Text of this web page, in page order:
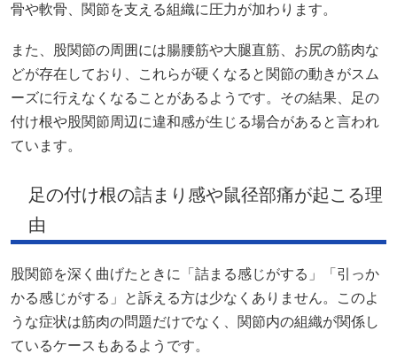
骨や軟骨、関節を支える組織に圧力が加わります。
また、股関節の周囲には腸腰筋や大腿直筋、お尻の筋肉な
どが存在しており、これらが硬くなると関節の動きがスム
ーズに行えなくなることがあるようです。その結果、足の
付け根や股関節周辺に違和感が生じる場合があると言われ
ています。
足の付け根の詰まり感や鼠径部痛が起こる理
由
股関節を深く曲げたときに「詰まる感じがする」「引っか
かる感じがする」と訴える方は少なくありません。このよ
うな症状は筋肉の問題だけでなく、関節内の組織が関係し
ているケースもあるようです。